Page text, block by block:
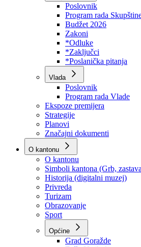
Dokumenti
Skupština
Poslovnik
Program rada Skupštine
Budžet 2026
Zakoni
*Odluke
*Zaključci
*Poslanička pitanja
Vlada
Poslovnik
Program rada Vlade
Ekspoze premijera
Strategije
Planovi
Značajni dokumenti
O kantonu
O kantonu
Simboli kantona (Grb, zastava)
Historija (digitalni muzej)
Privreda
Turizam
Obrazovanje
Sport